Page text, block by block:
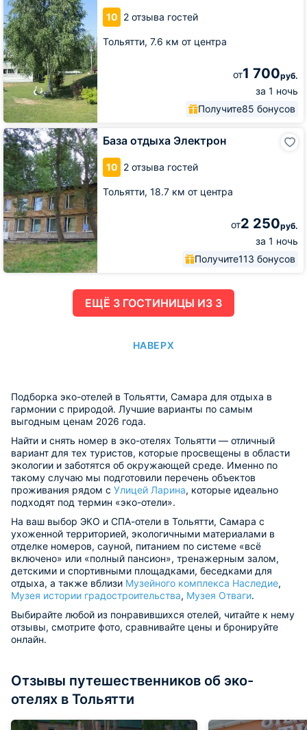
10 2 отзыва гостей
Тольятти, 7.6 км от центра
от1 700руб.
за 1 ночь
Получите85 бонусов
База отдыха Электрон
10 2 отзыва гостей
Тольятти, 18.7 км от центра
от2 250руб.
за 1 ночь
Получите113 бонусов
База
отдыха
Электрон
ЕЩË 3 ГОСТИНИЦЫ ИЗ 3
НАВЕРХ
Подборка эко-отелей в Тольятти, Самара для отдыха в
гармонии с природой. Лучшие варианты по самым
выгодным ценам 2026 года.
Найти и снять номер в эко-отелях Тольятти — отличный
вариант для тех туристов, которые просвещены в области
экологии и заботятся об окружающей среде. Именно по
такому случаю мы подготовили перечень объектов
проживания рядом с Улицей Ларина, которые идеально
подходят под термин «эко-отели».
На ваш выбор ЭКО и СПА-отели в Тольятти, Самара с
ухоженной территорией, экологичными материалами в
отделке номеров, сауной, питанием по системе «всё
включено» или «полный пансион», тренажерным залом,
детскими и спортивными площадками, беседками для
отдыха, а также вблизи Музейного комплекса Наследие,
Музея истории градостроительства, Музея Отваги.
Выбирайте любой из понравившихся отелей, читайте к нему
отзывы, смотрите фото, сравнивайте цены и бронируйте
онлайн.
Отзывы путешественников об эко-
отелях в Тольятти